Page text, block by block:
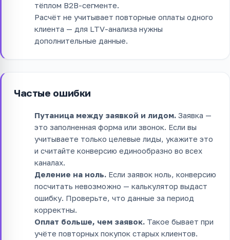
тёплом B2B-сегменте.
Расчёт не учитывает повторные оплаты одного
клиента — для LTV-анализа нужны
дополнительные данные.
Частые ошибки
Путаница между заявкой и лидом. Заявка —
это заполненная форма или звонок. Если вы
учитываете только целевые лиды, укажите это
и считайте конверсию единообразно во всех
каналах.
Деление на ноль. Если заявок ноль, конверсию
посчитать невозможно — калькулятор выдаст
ошибку. Проверьте, что данные за период
корректны.
Оплат больше, чем заявок. Такое бывает при
учёте повторных покупок старых клиентов.